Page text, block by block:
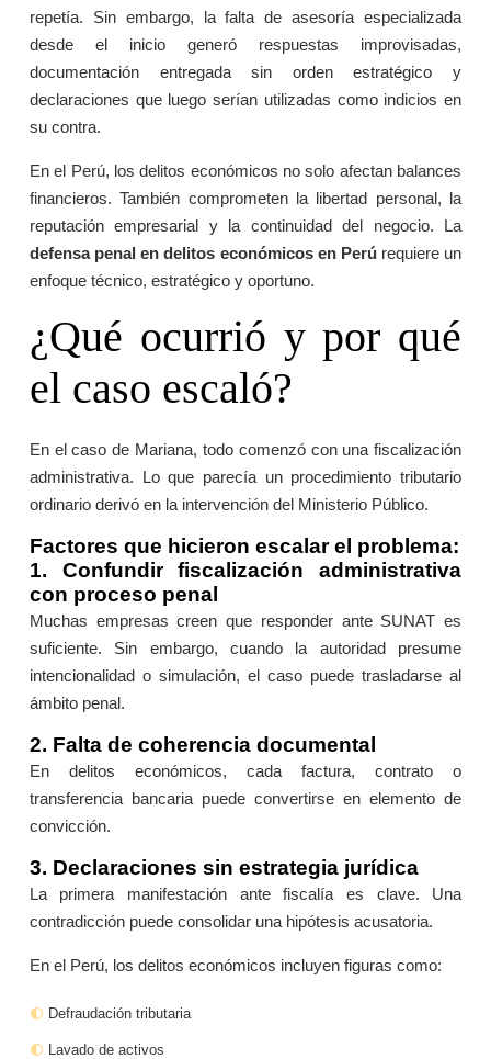
repetía. Sin embargo, la falta de asesoría especializada
desde el inicio generó respuestas improvisadas,
documentación entregada sin orden estratégico y
declaraciones que luego serían utilizadas como indicios en
su contra.
En el Perú, los delitos económicos no solo afectan balances
financieros. También comprometen la libertad personal, la
reputación empresarial y la continuidad del negocio. La
defensa penal en delitos económicos en Perúrequiere un
enfoque técnico, estratégico y oportuno.
¿Qué ocurrió y por qué
el caso escaló?
En el caso de Mariana, todo comenzó con una fiscalización
administrativa. Lo que parecía un procedimiento tributario
ordinario derivó en la intervención del Ministerio Público.
Factores que hicieron escalar el problema:
1. Confundir fiscalización administrativa
con proceso penal
Muchas empresas creen que responder ante SUNAT es
suficiente. Sin embargo, cuando la autoridad presume
intencionalidad o simulación, el caso puede trasladarse al
ámbito penal.
2. Falta de coherencia documental
En delitos económicos, cada factura, contrato o
transferencia bancaria puede convertirse en elemento de
convicción.
3. Declaraciones sin estrategia jurídica
La primera manifestación ante fiscalía es clave. Una
contradicción puede consolidar una hipótesis acusatoria.
En el Perú, los delitos económicos incluyen figuras como:
Defraudación tributaria
Lavado de activos